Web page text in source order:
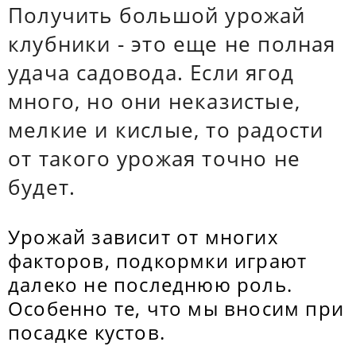
Получить большой урожай
клубники - это еще не полная
удача садовода. Если ягод
много, но они неказистые,
мелкие и кислые, то радости
от такого урожая точно не
будет.
Урожай зависит от многих
факторов, подкормки играют
далеко не последнюю роль.
Особенно те, что мы вносим при
посадке кустов.